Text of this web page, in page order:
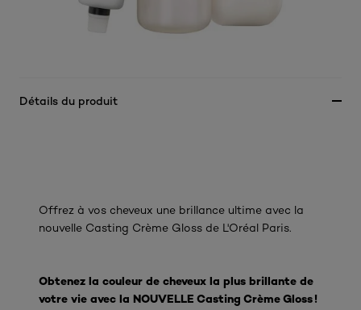
Détails du produit
Offrez à vos cheveux une brillance ultime avec la
nouvelle Casting Crème Gloss de L'Oréal Paris.
Obtenez la couleur de cheveux la plus brillante de
votre vie avec la NOUVELLE Casting Crème Gloss !